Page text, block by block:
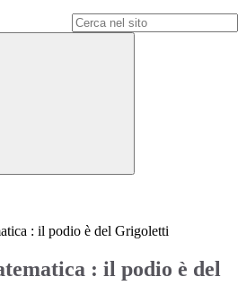
: il podio è del Grigoletti
: il podio è del